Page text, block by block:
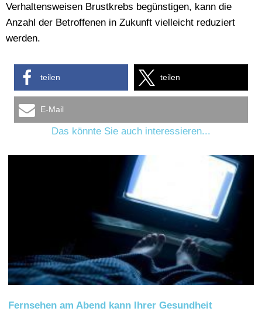
Verhaltensweisen Brustkrebs begünstigen, kann die
Anzahl der Betroffenen in Zukunft vielleicht reduziert
werden.
teilen teilen
E-Mail
Das könnte Sie auch interessieren...
Fernsehen am Abend kann Ihrer Gesundheit